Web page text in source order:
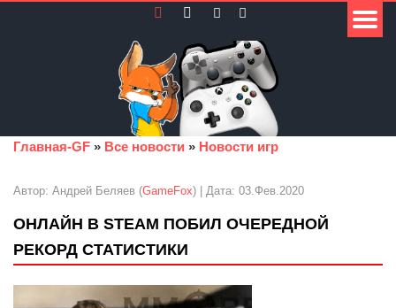
Главная-GF » Все новости » Новости игр
Автор: Андрей Беляев (GameFox) | Дата: 03.Фев.2020
ОНЛАЙН В STEAM ПОБИЛ ОЧЕРЕДНОЙ
РЕКОРД СТАТИСТИКИ